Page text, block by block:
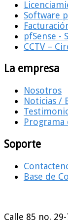
Software
pfSense -
CCTV –
La empresa
Nosotros
Noticias /
Programa
Soporte
Base de
Calle 85 no.